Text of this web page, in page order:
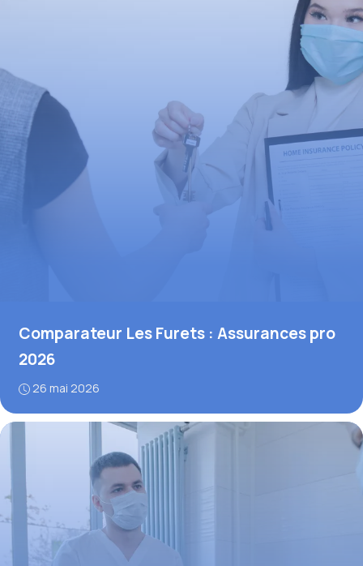
Comparateur Les Furets : Assurances pro
2026
26 mai 2026